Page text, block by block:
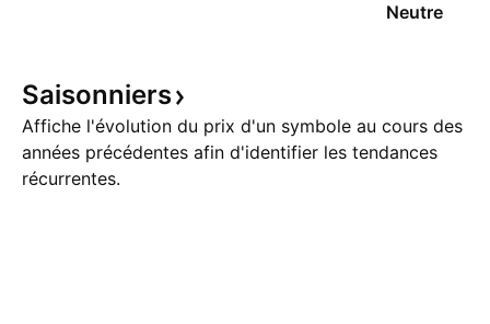
Neutre
Saisonniers
Affiche l'évolution du prix d'un symbole au cours des
années précédentes afin d'identifier les tendances
récurrentes.